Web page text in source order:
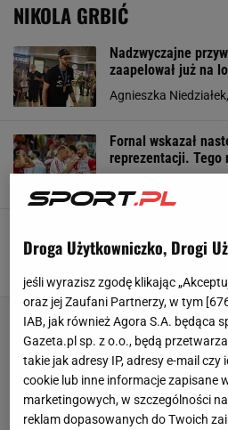
NIKOLA GRBIĆ
Nadzwyczajne
zaapelował już na
Agnieszka Niedziałek,
Fornal wskazał
reprezentacji. Tego
zdumiony. "To
Droga Użytkowniczko, Drogi
jeśli wyrazisz zgodę klikając
oraz jej Zaufani Partnerzy, w tym [
IAB, jak również Agora S.A. będąca
Gazeta.pl sp. z o.o., będą
takie jak adresy IP, adresy e-mail
cookie lub inne informacje zapisane
marketingowych, w szczególności
reklam dopasowanych do Twoich